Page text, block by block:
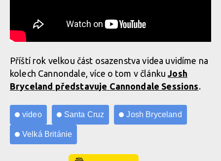
Příští rok velkou část osazenstva videa uvidíme na
kolech Cannondale, více o tom v článkuJosh
Bryceland představuje Cannondale Sessions.
video Santa Cruz Josh Bryceland
Velká Británie